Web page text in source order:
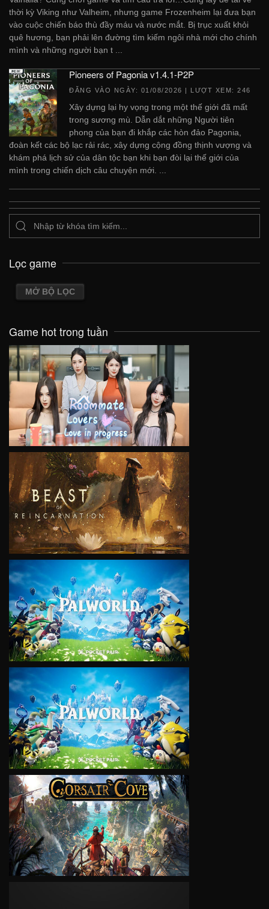
thời kỳ Viking như Valheim, nhưng game Frozenheim lại đưa bạn
vào cuộc chiến báo thù đầy máu và nước mắt. Bị trục xuất khỏi
quê hương, bạn phải lên đường tìm kiếm ngôi nhà mới cho chính
mình và những người bạn t ...
Pioneers of Pagonia v1.4.1-P2P
ĐĂNG VÀO NGÀY: 01/08/2026 | LƯỢT XEM: 246
Xây dựng lại hy vọng trong một thế giới đã mất
trong sương mù. Dẫn dắt những Người tiên
phong của bạn đi khắp các hòn đảo Pagonia,
đoàn kết các bộ lạc rải rác, xây dựng cộng đồng thịnh vượng và
khám phá lịch sử của dân tộc bạn khi bạn đòi lại thế giới của
mình trong chiến dịch câu chuyện mới. ...
Lọc game
MỞ BỘ LỌC
Game hot trong tuần
VIEW
VIEW
VIEW
VIEW
VIEW